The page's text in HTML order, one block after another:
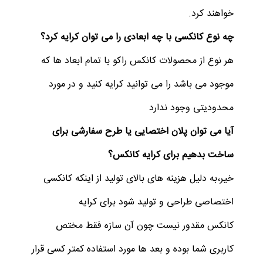
خواهند کرد.
چه نوع کانکسی با چه ابعادی را می توان کرایه کرد؟
هر نوع از محصولات کانکس راکو با تمام ابعاد ها که
موجود می باشد را می توانید کرایه کنید و در مورد
محدودیتی وجود ندارد
آیا می توان پلان اختصایی یا طرح سفارشی برای
ساخت بدهیم برای کرایه کانکس؟
خیر،به دلیل هزینه های بالای تولید از اینکه کانکسی
اختصاصی طراحی و تولید شود برای کرایه
کانکس مقدور نیست چون آن سازه فقط مختص
کاربری شما بوده و بعد ها مورد استفاده کمتر کسی قرار